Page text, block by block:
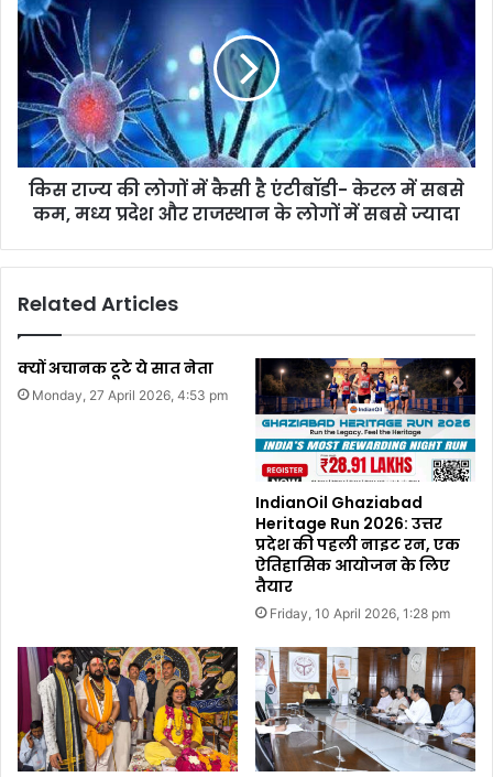
किस राज्य की लोगों में कैसी है एंटीबॉडी- केरल में सबसे
कम, मध्य प्रदेश और राजस्थान के लोगों में सबसे ज्यादा
Related Articles
क्यों अचानक टूटे ये सात नेता
Monday, 27 April 2026, 4:53 pm
IndianOil Ghaziabad
Heritage Run 2026: उत्तर
प्रदेश की पहली नाइट रन, एक
ऐतिहासिक आयोजन के लिए
तैयार
Friday, 10 April 2026, 1:28 pm